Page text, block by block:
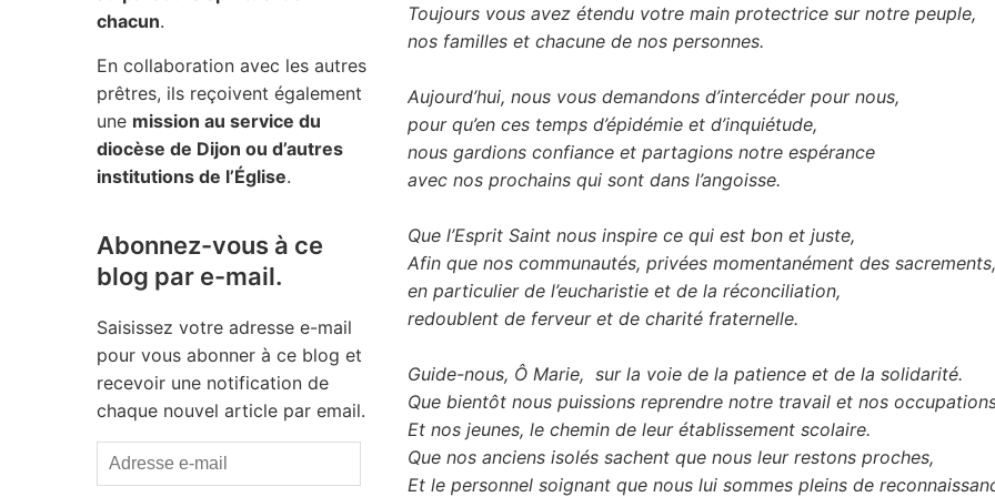
chacun.
En collaboration avec les autres
prêtres, ils reçoivent également
une mission au service du
diocèse de Dijon ou d’autres
institutions de l’Église.
Abonnez-vous à ce
blog par e-mail.
Saisissez votre adresse e-mail
pour vous abonner à ce blog et
recevoir une notification de
chaque nouvel article par email.
Adresse
e-
Toujours vous avez étendu votre main protectrice sur notre peuple,
nos familles et chacune de nos personnes.
Aujourd’hui, nous vous demandons d’intercéder pour nous,
pour qu’en ces temps d’épidémie et d’inquiétude,
nous gardions confiance et partagions notre espérance
avec nos prochains qui sont dans l’angoisse.
Que l’Esprit Saint nous inspire ce qui est bon et juste,
Afin que nos communautés, privées momentanément des sacrements,
en particulier de l’eucharistie et de la réconciliation,
redoublent de ferveur et de charité fraternelle.
Guide-nous, Ô Marie, sur la voie de la patience et de la solidarité.
Que bientôt nous puissions reprendre notre travail et nos
Et nos jeunes, le chemin de leur établissement scolaire.
Que nos anciens isolés sachent que nous leur restons proches,
Et le personnel soignant que nous lui sommes pleins de